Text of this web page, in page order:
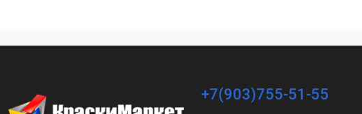
+7(903)755-51-55